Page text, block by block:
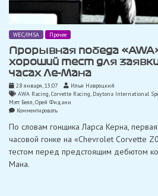
WEC/IMSA Прочее
Прорывная победа
хороший тест для
часах Ле-Мана
28 января, 13:07
Илья Навроцкий
AWA Racing,Corvette Racing, Daytona International
Мэтт Белл,Орей Фидани
Комментироватьon
победа
в
GTD
По словам гонщика Ларса Керна,
часовой гонке на «Chevrolet Corvette
тестом перед предстоящим дебютом
Мана.